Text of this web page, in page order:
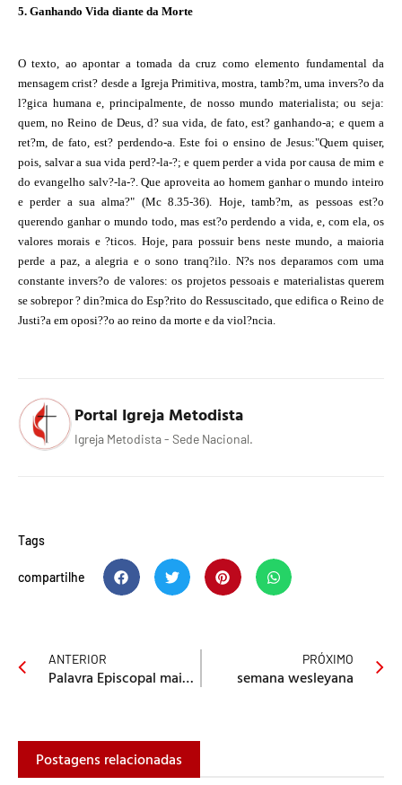
5. Ganhando Vida diante da Morte
O texto, ao apontar a tomada da cruz como elemento fundamental da
mensagem crist? desde a Igreja Primitiva, mostra, tamb?m, uma invers?o da
l?gica humana e, principalmente, de nosso mundo materialista; ou seja:
quem, no Reino de Deus, d? sua vida, de fato, est? ganhando-a; e quem a
ret?m, de fato, est? perdendo-a. Este foi o ensino de Jesus:"Quem quiser,
pois, salvar a sua vida perd?-la-?; e quem perder a vida por causa de mim e
do evangelho salv?-la-?. Que aproveita ao homem ganhar o mundo inteiro
e perder a sua alma?" (Mc 8.35-36). Hoje, tamb?m, as pessoas est?o
querendo ganhar o mundo todo, mas est?o perdendo a vida, e, com ela, os
valores morais e ?ticos. Hoje, para possuir bens neste mundo, a maioria
perde a paz, a alegria e o sono tranq?ilo. N?s nos deparamos com uma
constante invers?o de valores: os projetos pessoais e materialistas querem
se sobrepor ? din?mica do Esp?rito do Ressuscitado, que edifica o Reino de
Justi?a em oposi??o ao reino da morte e da viol?ncia.
Portal Igreja Metodista
Igreja Metodista - Sede Nacional.
Tags
compartilhe
ANTERIOR
Palavra Episcopal maio 2007
PRÓXIMO
semana wesleyana
Postagens relacionadas